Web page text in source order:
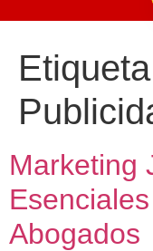
Marketing
Abogados